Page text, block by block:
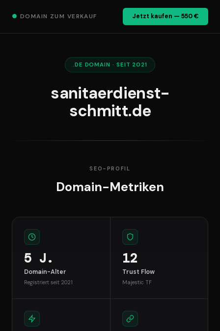
● DOMAIN ZUM VERKAUF Jetzt kaufen — 550 €
.DE DOMAIN · SEIT 2021
sanitaerdienst-
schmitt.de
SEO-PROFIL
Domain-Metriken
5 J.
Domain-Alter
Registriert seit 2021
12
Trust Flow
Majestic TF